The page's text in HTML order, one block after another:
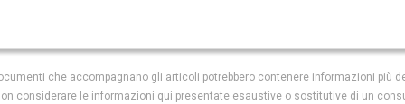
che accompagnano gli articoli potrebbero contenere informazioni più
considerare le informazioni qui presentate esaustive o sostitutive di un